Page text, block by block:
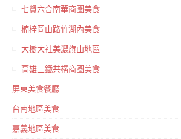
七賢六合南華商圈美食
楠梓岡山路竹湖內美食
大樹大社美濃旗山地區
高雄三鐵共構商圈美食
屏東美食餐廳
台南地區美食
嘉義地區美食